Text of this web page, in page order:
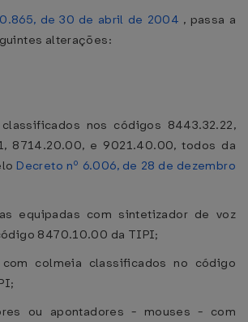
de 30 de abril de 2004 , passa a
alterações:
nos códigos 8443.32.22,
8714.20.00, e 9021.40.00, todos da
Decreto nº 6.006, de 28 de dezembro
equipadas com sintetizador de voz
8470.10.00 da TIPI;
colmeia classificados no código
ou apontadores - mouses - com